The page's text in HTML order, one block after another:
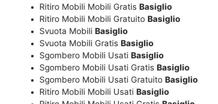
Ritiro Mobili Mobili Gratis Basiglio
Ritiro Mobili Mobili Gratuito Basiglio
Svuota Mobili Basiglio
Svuota Mobili Gratis Basiglio
Sgombero Mobili Usati Basiglio
Sgombero Mobili Usati Gratis Basiglio
Sgombero Mobili Usati Gratuito Basiglio
Ritiro Mobili Mobili Usati Basiglio